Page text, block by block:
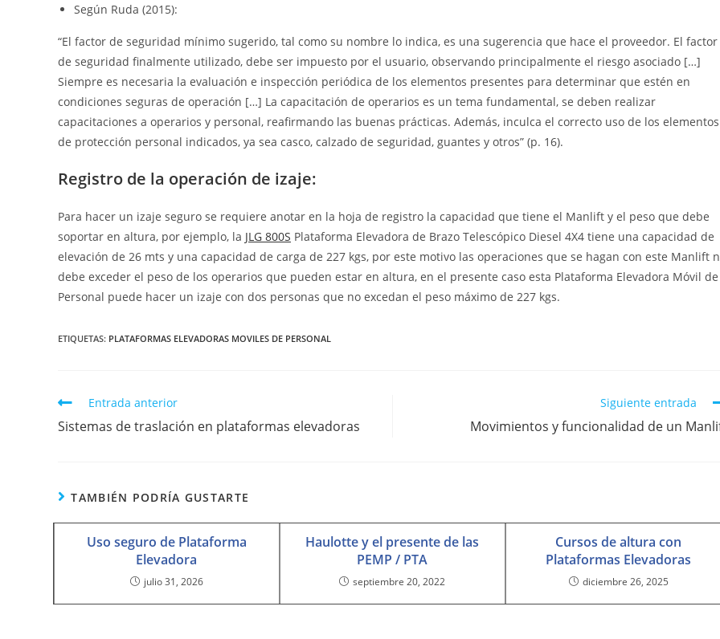
Según Ruda (2015):
“El factor de seguridad mínimo sugerido, tal como su nombre lo indica, es una sugerencia que hace el proveedor. El factor
de seguridad finalmente utilizado, debe ser impuesto por el usuario, observando principalmente el riesgo asociado […]
Siempre es necesaria la evaluación e inspección periódica de los elementos presentes para determinar que estén en
condiciones seguras de operación […] La capacitación de operarios es un tema fundamental, se deben realizar
capacitaciones a operarios y personal, reafirmando las buenas prácticas. Además, inculca el correcto uso de los elementos
de protección personal indicados, ya sea casco, calzado de seguridad, guantes y otros” (p. 16).
Registro de la operación de izaje:
Para hacer un izaje seguro se requiere anotar en la hoja de registro la capacidad que tiene el Manlift y el peso que debe
soportar en altura, por ejemplo, la JLG 800S Plataforma Elevadora de Brazo Telescópico Diesel 4X4 tiene una capacidad de
elevación de 26 mts y una capacidad de carga de 227 kgs, por este motivo las operaciones que se hagan con este Manlift
debe exceder el peso de los operarios que pueden estar en altura, en el presente caso esta Plataforma Elevadora Móvil de
Personal puede hacer un izaje con dos personas que no excedan el peso máximo de 227 kgs.
ETIQUETAS: PLATAFORMAS ELEVADORAS MOVILES DE PERSONAL
Entrada anterior
Sistemas de traslación en plataformas elevadoras
Siguiente entrada
Movimientos y funcionalidad de un
TAMBIÉN PODRÍA GUSTARTE
Uso seguro de Plataforma
Elevadora
julio 31, 2026
Haulotte y el presente de las
PEMP / PTA
septiembre 20, 2022
Cursos de altura con
Plataformas Elevadoras
diciembre 26, 2025